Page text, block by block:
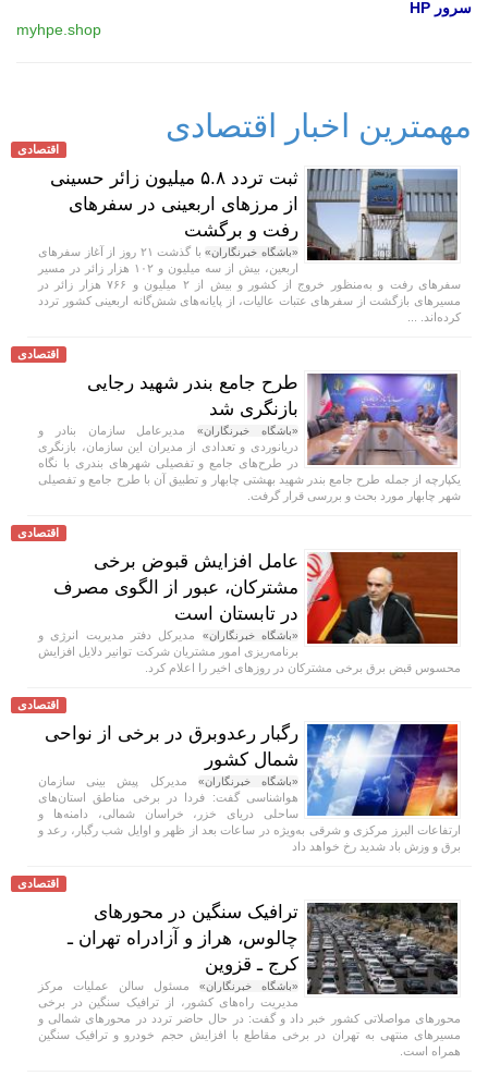
سرور HP
myhpe.shop
مهمترین اخبار اقتصادی
اقتصادی
ثبت تردد ۵.۸ میلیون زائر حسینی
از مرزهای اربعینی در سفرهای
رفت و برگشت
«باشگاه خبرنگاران»
با گذشت ۲۱ روز از آغاز سفرهای
اربعین، بیش از سه میلیون و ۱۰۲ هزار زائر در مسیر
سفرهای رفت و به‌منظور خروج از کشور و بیش از ۲ میلیون و ۷۶۶ هزار زائر در
مسیرهای بازگشت از سفرهای عتبات عالیات، از پایانه‌های شش‌گانه اربعینی کشور تردد
کرده‌اند. ...
اقتصادی
طرح جامع بندر شهید رجایی
بازنگری شد
«باشگاه خبرنگاران»مدیرعامل سازمان بنادر و
دریانوردی و تعدادی از مدیران این سازمان، بازنگری
در طرح‌های جامع و تفصیلی شهر‌های بندری با نگاه
یکپارچه از جمله طرح جامع بندر شهید بهشتی چابهار و تطبیق آن با طرح جامع و تفصیلی
شهر چابهار مورد بحث و بررسی قرار گرفت.
اقتصادی
عامل افزایش قبوض برخی
مشترکان، عبور از الگوی مصرف
در تابستان است
«باشگاه خبرنگاران» مدیرکل دفتر مدیریت انرژی و
برنامه‌ریزی امور مشتریان شرکت توانیر دلایل افزایش
محسوس قبض برق برخی مشترکان در روزهای اخیر را اعلام کرد.
اقتصادی
رگبار رعدوبرق در برخی از نواحی
شمال کشور
«باشگاه خبرنگاران» مدیرکل پیش بینی سازمان
هواشناسی گفت: فردا در برخی مناطق استان‌های
ساحلی دریای خزر، خراسان شمالی، دامنه‌ها و
ارتفاعات البرز مرکزی و شرقی به‌ویژه در ساعات بعد از ظهر و اوایل شب رگبار، رعد و
برق و وزش باد شدید رخ خواهد داد
اقتصادی
ترافیک سنگین در محورهای
چالوس، هراز و آزادراه تهران ـ
کرج ـ قزوین
«باشگاه خبرنگاران» مسئول سالن عملیات مرکز
مدیریت راه‌های کشور، از ترافیک سنگین در برخی
محورهای مواصلاتی کشور خبر داد و گفت: در حال حاضر تردد در محورهای شمالی و
مسیرهای منتهی به تهران در برخی مقاطع با افزایش حجم خودرو و ترافیک سنگین
همراه است.